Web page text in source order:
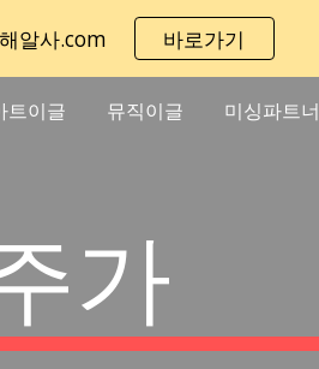
Skip to navigation
알사.com 바로가기
트이글 뮤직이글 미싱파트너
가